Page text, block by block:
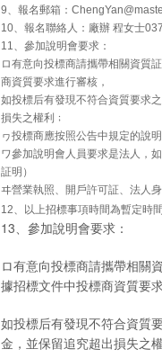
9、報名郵箱：
10、報名聯絡人：廠辦 程女士
11、參加說明會要求：
ロ有意向投標商請攜帶相關資質
商資質要求進行審核，
如投標后有發現不符合資質要求
損失之權利﹔
ヮ投標商應按照公告中規定的說
ワ參加說明會人員要求是法人，
証明）
ヰ營業執照、開戶許可証、法人
12、以上招標事項時間為暫定時
13、參加說明會要求：
ロ有意向投標商請攜帶相關
據招標文件中投標商資質要
如投標后有發現不符合資質
金，並保留追究超出損失之